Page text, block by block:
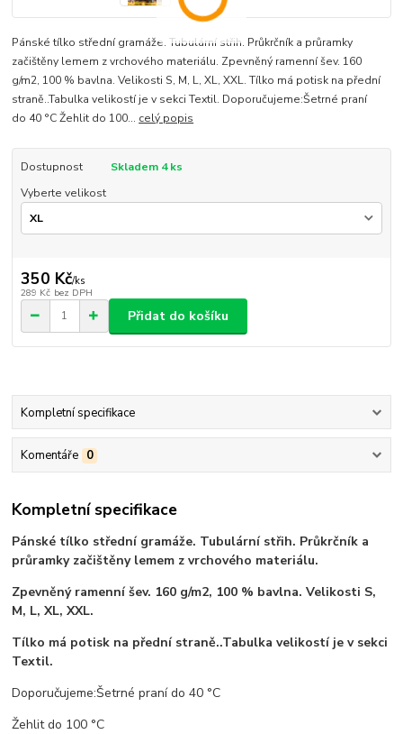
Pánské tílko střední gramáže. Tubulární střih. Průkrčník a průramky
začištěny lemem z vrchového materiálu. Zpevněný ramenní šev. 160
g/m2, 100 % bavlna. Velikosti S, M, L, XL, XXL. Tílko má potisk na přední
straně..Tabulka velikostí je v sekci Textil. Doporučujeme:Šetrné praní
do 40 °C Žehlit do 100... celý popis
Dostupnost
Skladem 4 ks
Vyberte velikost
350 Kč/ks
289 Kč bez DPH
Přidat do košíku
Kompletní specifikace
Komentáře 0
Kompletní specifikace
Pánské tílko střední gramáže. Tubulární střih. Průkrčník a
průramky začištěny lemem z vrchového materiálu.
Zpevněný ramenní šev. 160 g/m2, 100 % bavlna. Velikosti S,
M, L, XL, XXL.
Tílko má potisk na přední straně..Tabulka velikostí je v sekci
Textil.
Doporučujeme:Šetrné praní do 40 °C
Žehlit do 100 °C